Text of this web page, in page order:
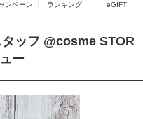
ンペーン ランキング eGIFT
ッフ @cosme STOR
ー